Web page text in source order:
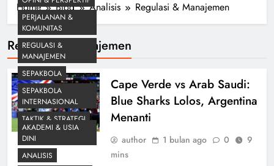
Home Blog Analisis Regulasi & Manajemen
Regulasi & Manajemen
PERJALANAN &
KOMUNITAS
REGULASI &
MANAJEMEN
SEPAKBOLA
SEPAKBOLA
INTERNASIONAL
TAKTIK & STRATEGI
Cape Verde vs Arab Saudi:
Blue Sharks Lolos, Argentina
Menanti
author 1 bulan ago 0
9
mins
AKADEMI & USIA
DINI
ANALISIS